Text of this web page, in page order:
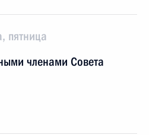
пятница
членами Совета